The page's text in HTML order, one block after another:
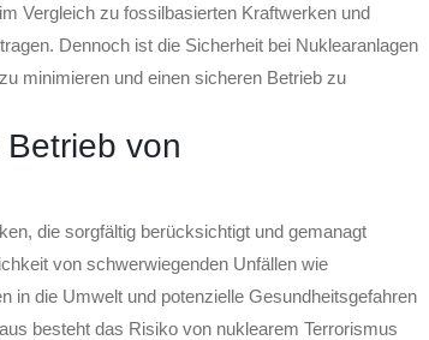
Vergleich zu fossilbasierten Kraftwerken und
Dennoch ist die Sicherheit bei Nuklearanlagen
minimieren und einen sicheren Betrieb zu
von
die sorgfältig berücksichtigt und gemanagt
von schwerwiegenden Unfällen wie
in die Umwelt und potenzielle Gesundheitsgefahren
besteht das Risiko von nuklearem Terrorismus